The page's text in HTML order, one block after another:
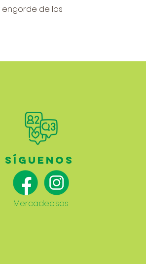
de los
SÍGUENOS
Mercadeo.sas